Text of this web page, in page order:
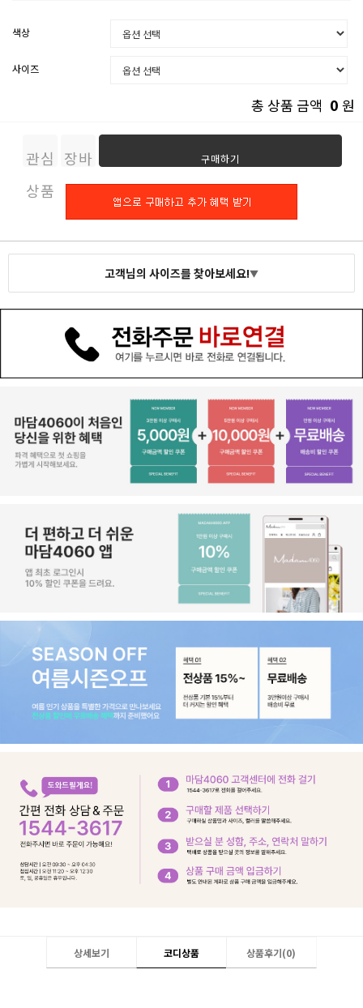
색상
사이즈
총 상품 금액 0 원
관심
상품
장바
구니
구매하기
고객님의 사이즈를 찾아보세요!▼
상세보기 코디상품 상품후기(0)